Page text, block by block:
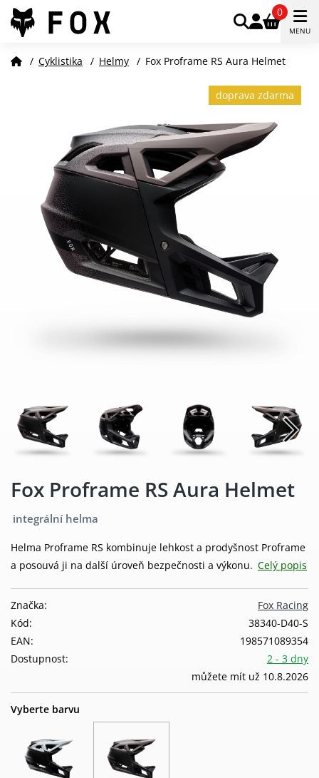
0
MENU
/ Cyklistika / Helmy / Fox Proframe RS Aura Helmet
doprava zdarma
Fox Proframe RS Aura Helmet
integrální helma
Helma Proframe RS kombinuje lehkost a prodyšnost Proframe
a posouvá ji na další úroveň bezpečnosti a výkonu. Celý popis
Fox Racing
Značka:
38340-D40-S
Kód:
198571089354
EAN:
2 - 3 dny
můžete mít už 10.8.2026
Dostupnost:
Vyberte barvu